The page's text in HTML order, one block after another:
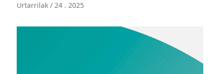
Urtarrilak / 24 . 2025